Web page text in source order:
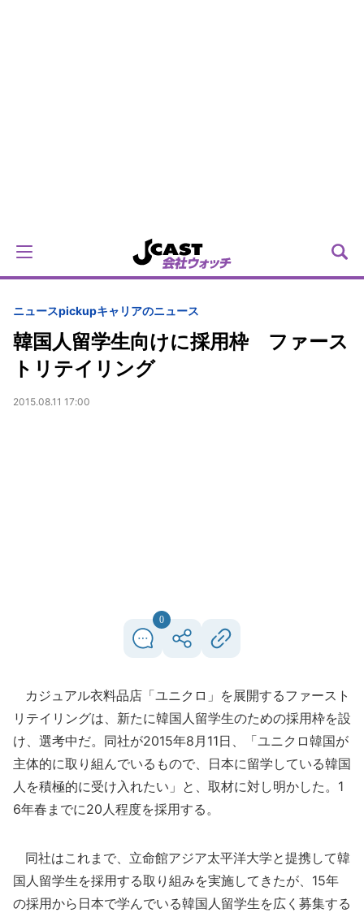
ニュースpickupキャリアのニュース
韓国人留学生向けに採用枠 ファース
トリテイリング
2015.08.11 17:00
0
カジュアル衣料品店「ユニクロ」を展開するファースト
リテイリングは、新たに韓国人留学生のための採用枠を設
け、選考中だ。同社が2015年8月11日、「ユニクロ韓国が
主体的に取り組んでいるもので、日本に留学している韓国
人を積極的に受け入れたい」と、取材に対し明かした。1
6年春までに20人程度を採用する。
同社はこれまで、立命館アジア太平洋大学と提携して韓
国人留学生を採用する取り組みを実施してきたが、15年
の採用から日本で学んでいる韓国人留学生を広く募集する